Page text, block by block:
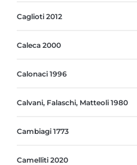
Caglioti 2012
Caleca 2000
Calonaci 1996
Calvani, Falaschi, Matteoli 1980
Cambiagi 1773
Camelliti 2020